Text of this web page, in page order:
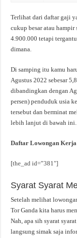
Terlihat dari daftar gaji
cukup besar atau hampir
4.900.000 tetapi
dimana.
Di samping itu kamu
Agustus 2022 sebesar
dibandingkan dengan
persen) penduduk usia
tersebut dan berminat
lebih lanjut di bawah ini.
Daftar Lowongan
[the_ad id=”381″]
Syarat Syarat
Setelah melihat
Tor Ganda kita harus
Nah, apa sih syarat
langsung simak saja